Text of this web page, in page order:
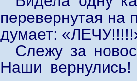
перевернутая на
думает:
Слежу за
Наши